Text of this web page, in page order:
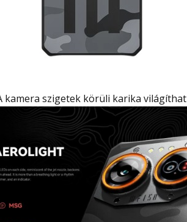
A kamera szigetek körüli karika világíthat